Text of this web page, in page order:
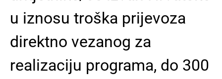
u iznosu troška prijevoza
direktno vezanog za
realizaciju programa, do 300